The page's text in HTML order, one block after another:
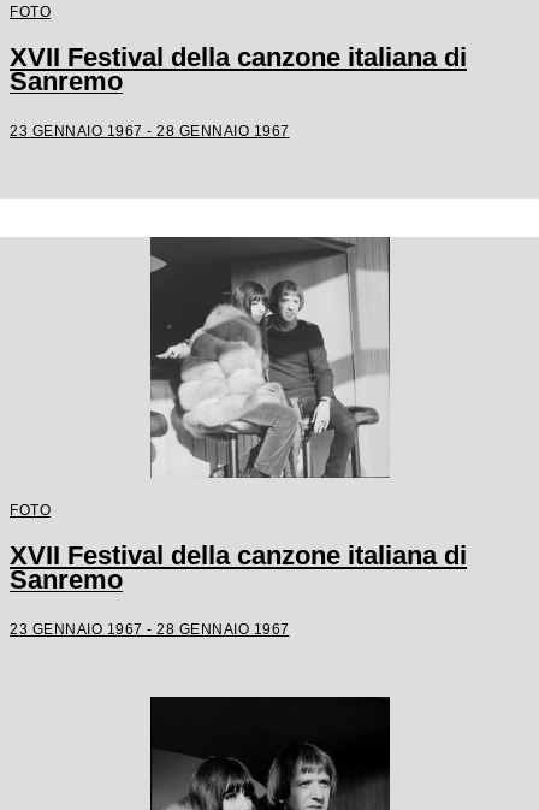
FOTO
XVII Festival della canzone italiana di
Sanremo
23 GENNAIO 1967 - 28 GENNAIO 1967
FOTO
XVII Festival della canzone italiana di
Sanremo
23 GENNAIO 1967 - 28 GENNAIO 1967